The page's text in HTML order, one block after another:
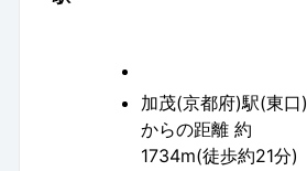
加茂(京都府)駅(東口)
からの距離 約
1734m(徒歩約21分)